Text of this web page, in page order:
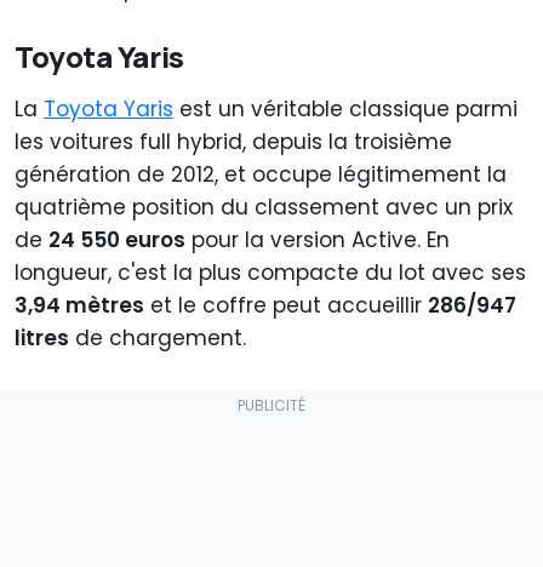
Toyota Yaris
La Toyota Yaris est un véritable classique parmi
les voitures full hybrid, depuis la troisième
génération de 2012, et occupe légitimement la
quatrième position du classement avec un prix
de 24 550 euros pour la version Active. En
longueur, c'est la plus compacte du lot avec ses
3,94 mètres et le coffre peut accueillir 286/947
litres de chargement.